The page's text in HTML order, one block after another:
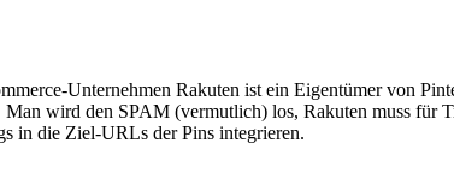
Unternehmen Rakuten ist ein Eigentümer von
wird den SPAM (vermutlich) los, Rakuten muss
in die Ziel-URLs der Pins integrieren.